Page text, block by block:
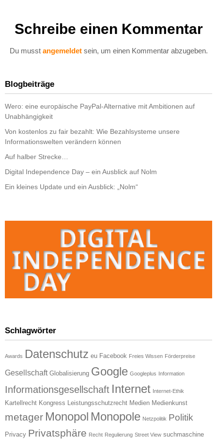
Schreibe einen Kommentar
Du musst angemeldetsein, um einen Kommentar abzugeben.
Blogbeiträge
Wero: eine europäische PayPal-Alternative mit Ambitionen auf
Unabhängigkeit
Von kostenlos zu fair bezahlt: Wie Bezahlsysteme unsere
Informationswelten verändern können
Auf halber Strecke…
Digital Independence Day – ein Ausblick auf Nolm
Ein kleines Update und ein Ausblick: „Nolm“
Schlagwörter
Awards Datenschutz eu Facebook Freies Wissen Förderpreise
Gesellschaft Globalisierung Google Googleplus Information
Informationsgesellschaft Internet Internet-Ethik
Kartellrecht Kongress Leistungsschutzrecht Medien Medienkunst
metager Monopol Monopole Netzpolitik Politik
Privacy Privatsphäre Recht Regulierung Street View suchmaschine